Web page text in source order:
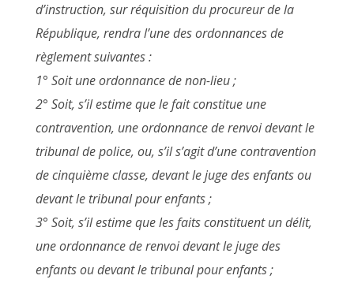
d’instruction, sur réquisition du procureur de la
République, rendra l’une des ordonnances de
règlement suivantes :
1° Soit une ordonnance de non-lieu ;
2° Soit, s’il estime que le fait constitue une
contravention, une ordonnance de renvoi devant le
tribunal de police, ou, s’il s’agit d’une contravention
de cinquième classe, devant le juge des enfants ou
devant le tribunal pour enfants ;
3° Soit, s’il estime que les faits constituent un délit,
une ordonnance de renvoi devant le juge des
enfants ou devant le tribunal pour enfants ;